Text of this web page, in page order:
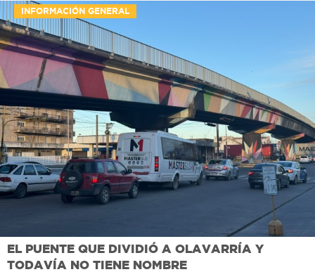
INFORMACIÓN GENERAL
EL PUENTE QUE DIVIDIÓ A OLAVARRÍA Y
TODAVÍA NO TIENE NOMBRE